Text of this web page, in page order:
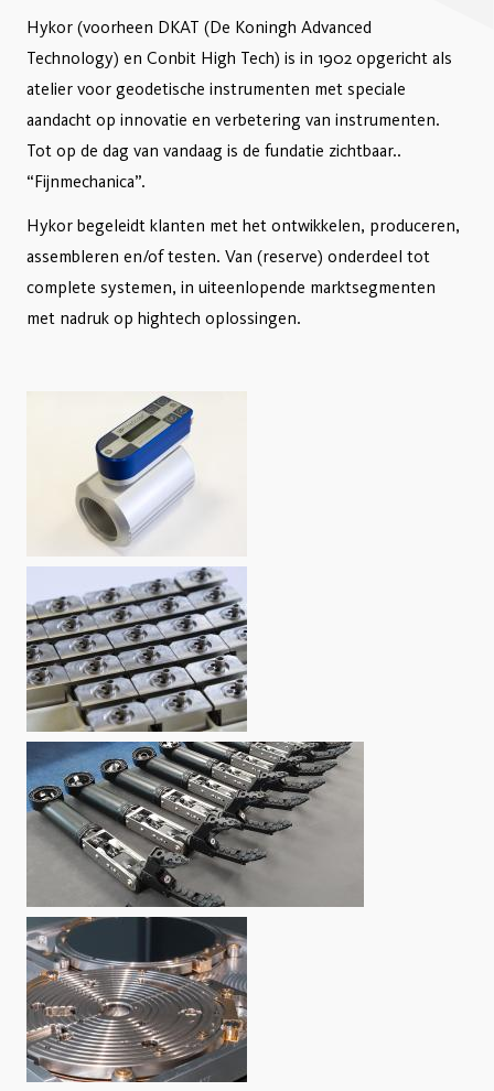
Hykor (voorheen DKAT (De Koningh Advanced
Technology) en Conbit High Tech) is in 1902 opgericht als
atelier voor geodetische instrumenten met speciale
aandacht op innovatie en verbetering van instrumenten.
Tot op de dag van vandaag is de fundatie zichtbaar..
“Fijnmechanica”.
Hykor begeleidt klanten met het ontwikkelen, produceren,
assembleren en/of testen. Van (reserve) onderdeel tot
complete systemen, in uiteenlopende marktsegmenten
met nadruk op hightech oplossingen.